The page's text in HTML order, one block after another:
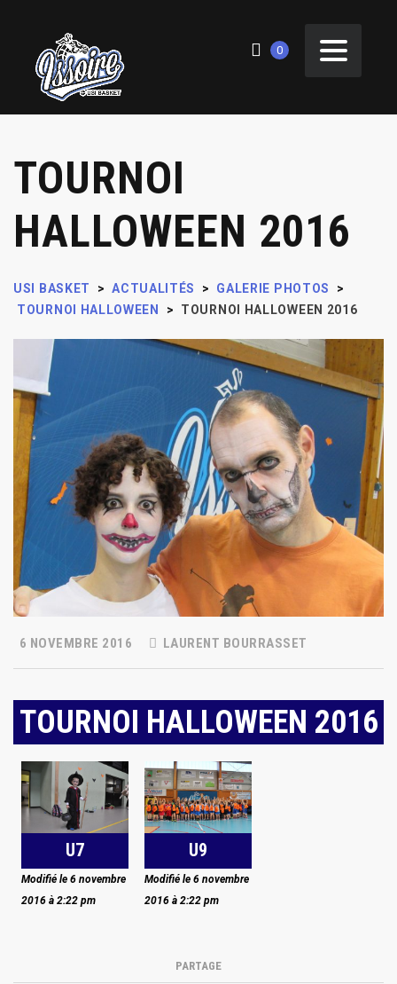
0
TOURNOI
HALLOWEEN 2016
USI BASKET > ACTUALITÉS > GALERIE PHOTOS
>
TOURNOI HALLOWEEN
> TOURNOI HALLOWEEN 2016
6 NOVEMBRE 2016 LAURENT BOURRASSET
TOURNOI HALLOWEEN 2016
U7
Modifié le 6 novembre
2016 à 2:22 pm
U9
Modifié le 6 novembre
2016 à 2:22 pm
PARTAGE